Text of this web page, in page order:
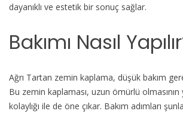
dayanıklı ve estetik bir sonuç sağlar.
Bakımı Nasıl
Ağrı Tartan zemin kaplama, düşük bakım
Bu zemin kaplaması, uzun ömürlü olmasının
kolaylığı ile de öne çıkar. Bakım adımları